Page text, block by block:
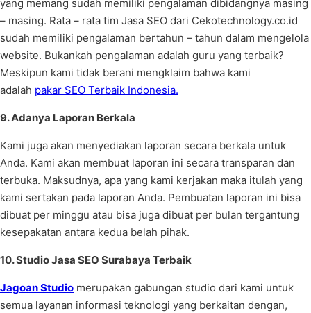
yang memang sudah memiliki pengalaman dibidangnya masing
– masing. Rata – rata tim Jasa SEO dari Cekotechnology.co.id
sudah memiliki pengalaman bertahun – tahun dalam mengelola
website. Bukankah pengalaman adalah guru yang terbaik?
Meskipun kami tidak berani mengklaim bahwa kami
adalah pakar SEO Terbaik Indonesia.
9. Adanya Laporan Berkala
Kami juga akan menyediakan laporan secara berkala untuk
Anda. Kami akan membuat laporan ini secara transparan dan
terbuka. Maksudnya, apa yang kami kerjakan maka itulah yang
kami sertakan pada laporan Anda. Pembuatan laporan ini bisa
dibuat per minggu atau bisa juga dibuat per bulan tergantung
kesepakatan antara kedua belah pihak.
10. Studio Jasa SEO Surabaya Terbaik
Jagoan Studio merupakan gabungan studio dari kami untuk
semua layanan informasi teknologi yang berkaitan dengan,